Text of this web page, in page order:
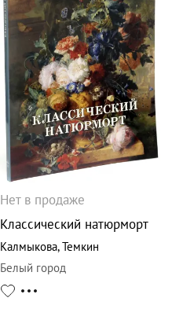
Нет в продаже
Классический натюрморт
Калмыкова,Темкин
Белый город